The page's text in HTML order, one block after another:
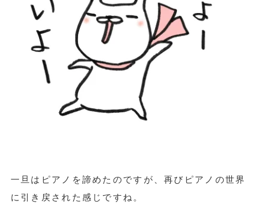
一旦はピアノを諦めたのですが、再びピアノの世界
に引き戻された感じですね。